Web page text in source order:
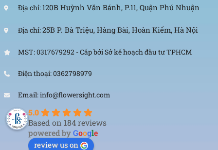
Địa chỉ: 120B Huỳnh Văn Bánh, P.11, Quận Phú Nhuận
Địa chỉ:25B P. Bà Triệu, Hàng Bài, Hoàn Kiếm, Hà Nội
MST: 0317679292 - Cấp bởi Sở kế hoạch đầu tư TPHCM
Điện thoại: 0362798979
Email: info@flowersight.com
5.0
Based on 184 reviews
powered byGoogle
review us on